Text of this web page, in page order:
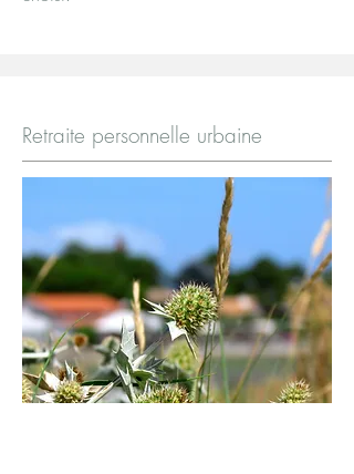
Retraite personnelle urbaine